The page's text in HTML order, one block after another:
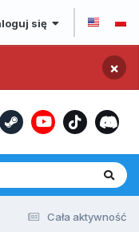
się
×
Cała aktywność